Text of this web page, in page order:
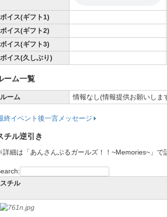
ボイス(ギフト1)
ボイス(ギフト2)
ボイス(ギフト3)
ボイス(久しぶり)
ーム一覧
ルーム 情報なし(情報提供お願いしま
終イベント後一言メッセージ
チル逆引き
細は「あんさんぶるガールズ！！~Memories~」で
スチル